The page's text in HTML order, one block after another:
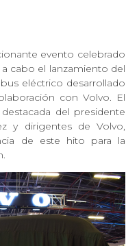
evento celebrado
cabo el lanzamiento del
eléctrico desarrollado
con Volvo. El
del presidente
y dirigentes de Volvo,
de este hito para la